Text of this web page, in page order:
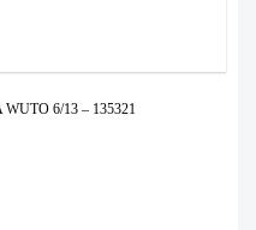
6/13 – 135321